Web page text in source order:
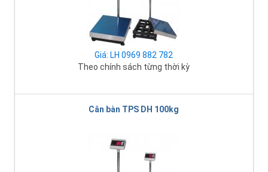
Giá: LH 0969 882 782
Theo chính sách từng thời kỳ
Cân bàn TPS DH 100kg